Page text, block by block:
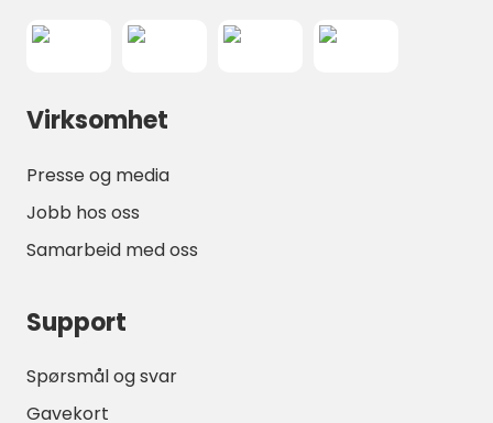
Virksomhet
Presse og media
Jobb hos oss
Samarbeid med oss
Support
Spørsmål og svar
Gavekort